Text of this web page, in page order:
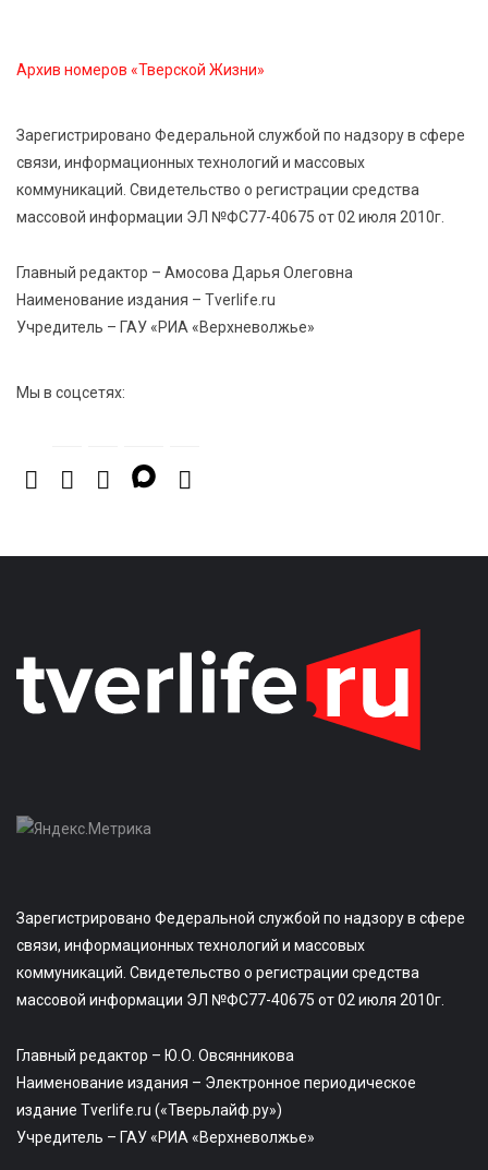
августа с пользой и драйвом
6 Авг 2026 08:40 200
дождь: что ждёт жителей Тверской области
сегодня
Архив номеров «Тверской Жизни»
Зарегистрировано Федеральной службой по надзору в сфере
связи, информационных технологий и массовых
коммуникаций. Свидетельство о регистрации средства
массовой информации ЭЛ №ФС77-40675 от 02 июля 2010г.
Главный редактор – Амосова Дарья Олеговна
Наименование издания – Tverlife.ru
Учредитель – ГАУ «РИА «Верхневолжье»
Мы в соцсетях:
Зарегистрировано Федеральной службой по надзору в сфере
связи, информационных технологий и массовых
коммуникаций. Свидетельство о регистрации средства
массовой информации ЭЛ №ФС77-40675 от 02 июля 2010г.
Главный редактор – Ю.О. Овсянникова
Наименование издания – Электронное периодическое
издание Tverlife.ru («Тверьлайф.ру»)
Учредитель – ГАУ «РИА «Верхневолжье»